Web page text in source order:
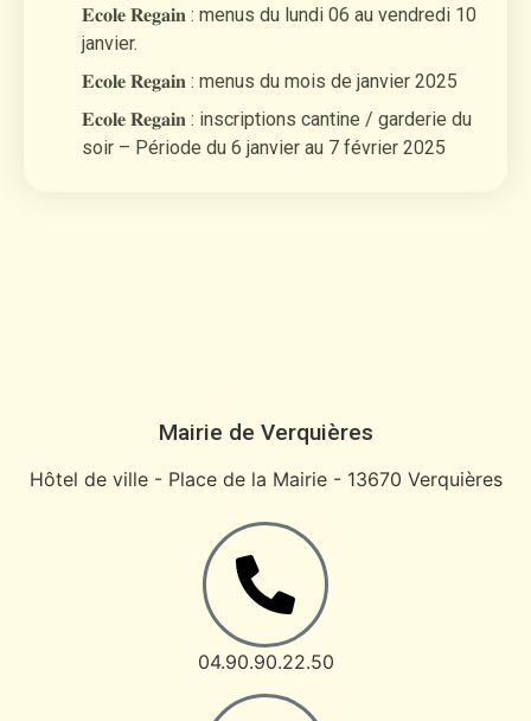
𝐄𝐜𝐨𝐥𝐞 𝐑𝐞𝐠𝐚𝐢𝐧 : menus du lundi 06 au vendredi 10
janvier.
𝐄𝐜𝐨𝐥𝐞 𝐑𝐞𝐠𝐚𝐢𝐧 : menus du mois de janvier 2025
𝐄𝐜𝐨𝐥𝐞 𝐑𝐞𝐠𝐚𝐢𝐧 : inscriptions cantine / garderie du
soir – Période du 6 janvier au 7 février 2025
Mairie de Verquières
Hôtel de ville - Place de la Mairie - 13670 Verquières
04.90.90.22.50